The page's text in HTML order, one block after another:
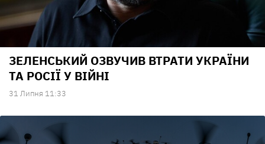
ЗЕЛЕНСЬКИЙ ОЗВУЧИВ ВТРАТИ УКРАЇНИ
ТА РОСІЇ У ВІЙНІ
31 Липня 11:33